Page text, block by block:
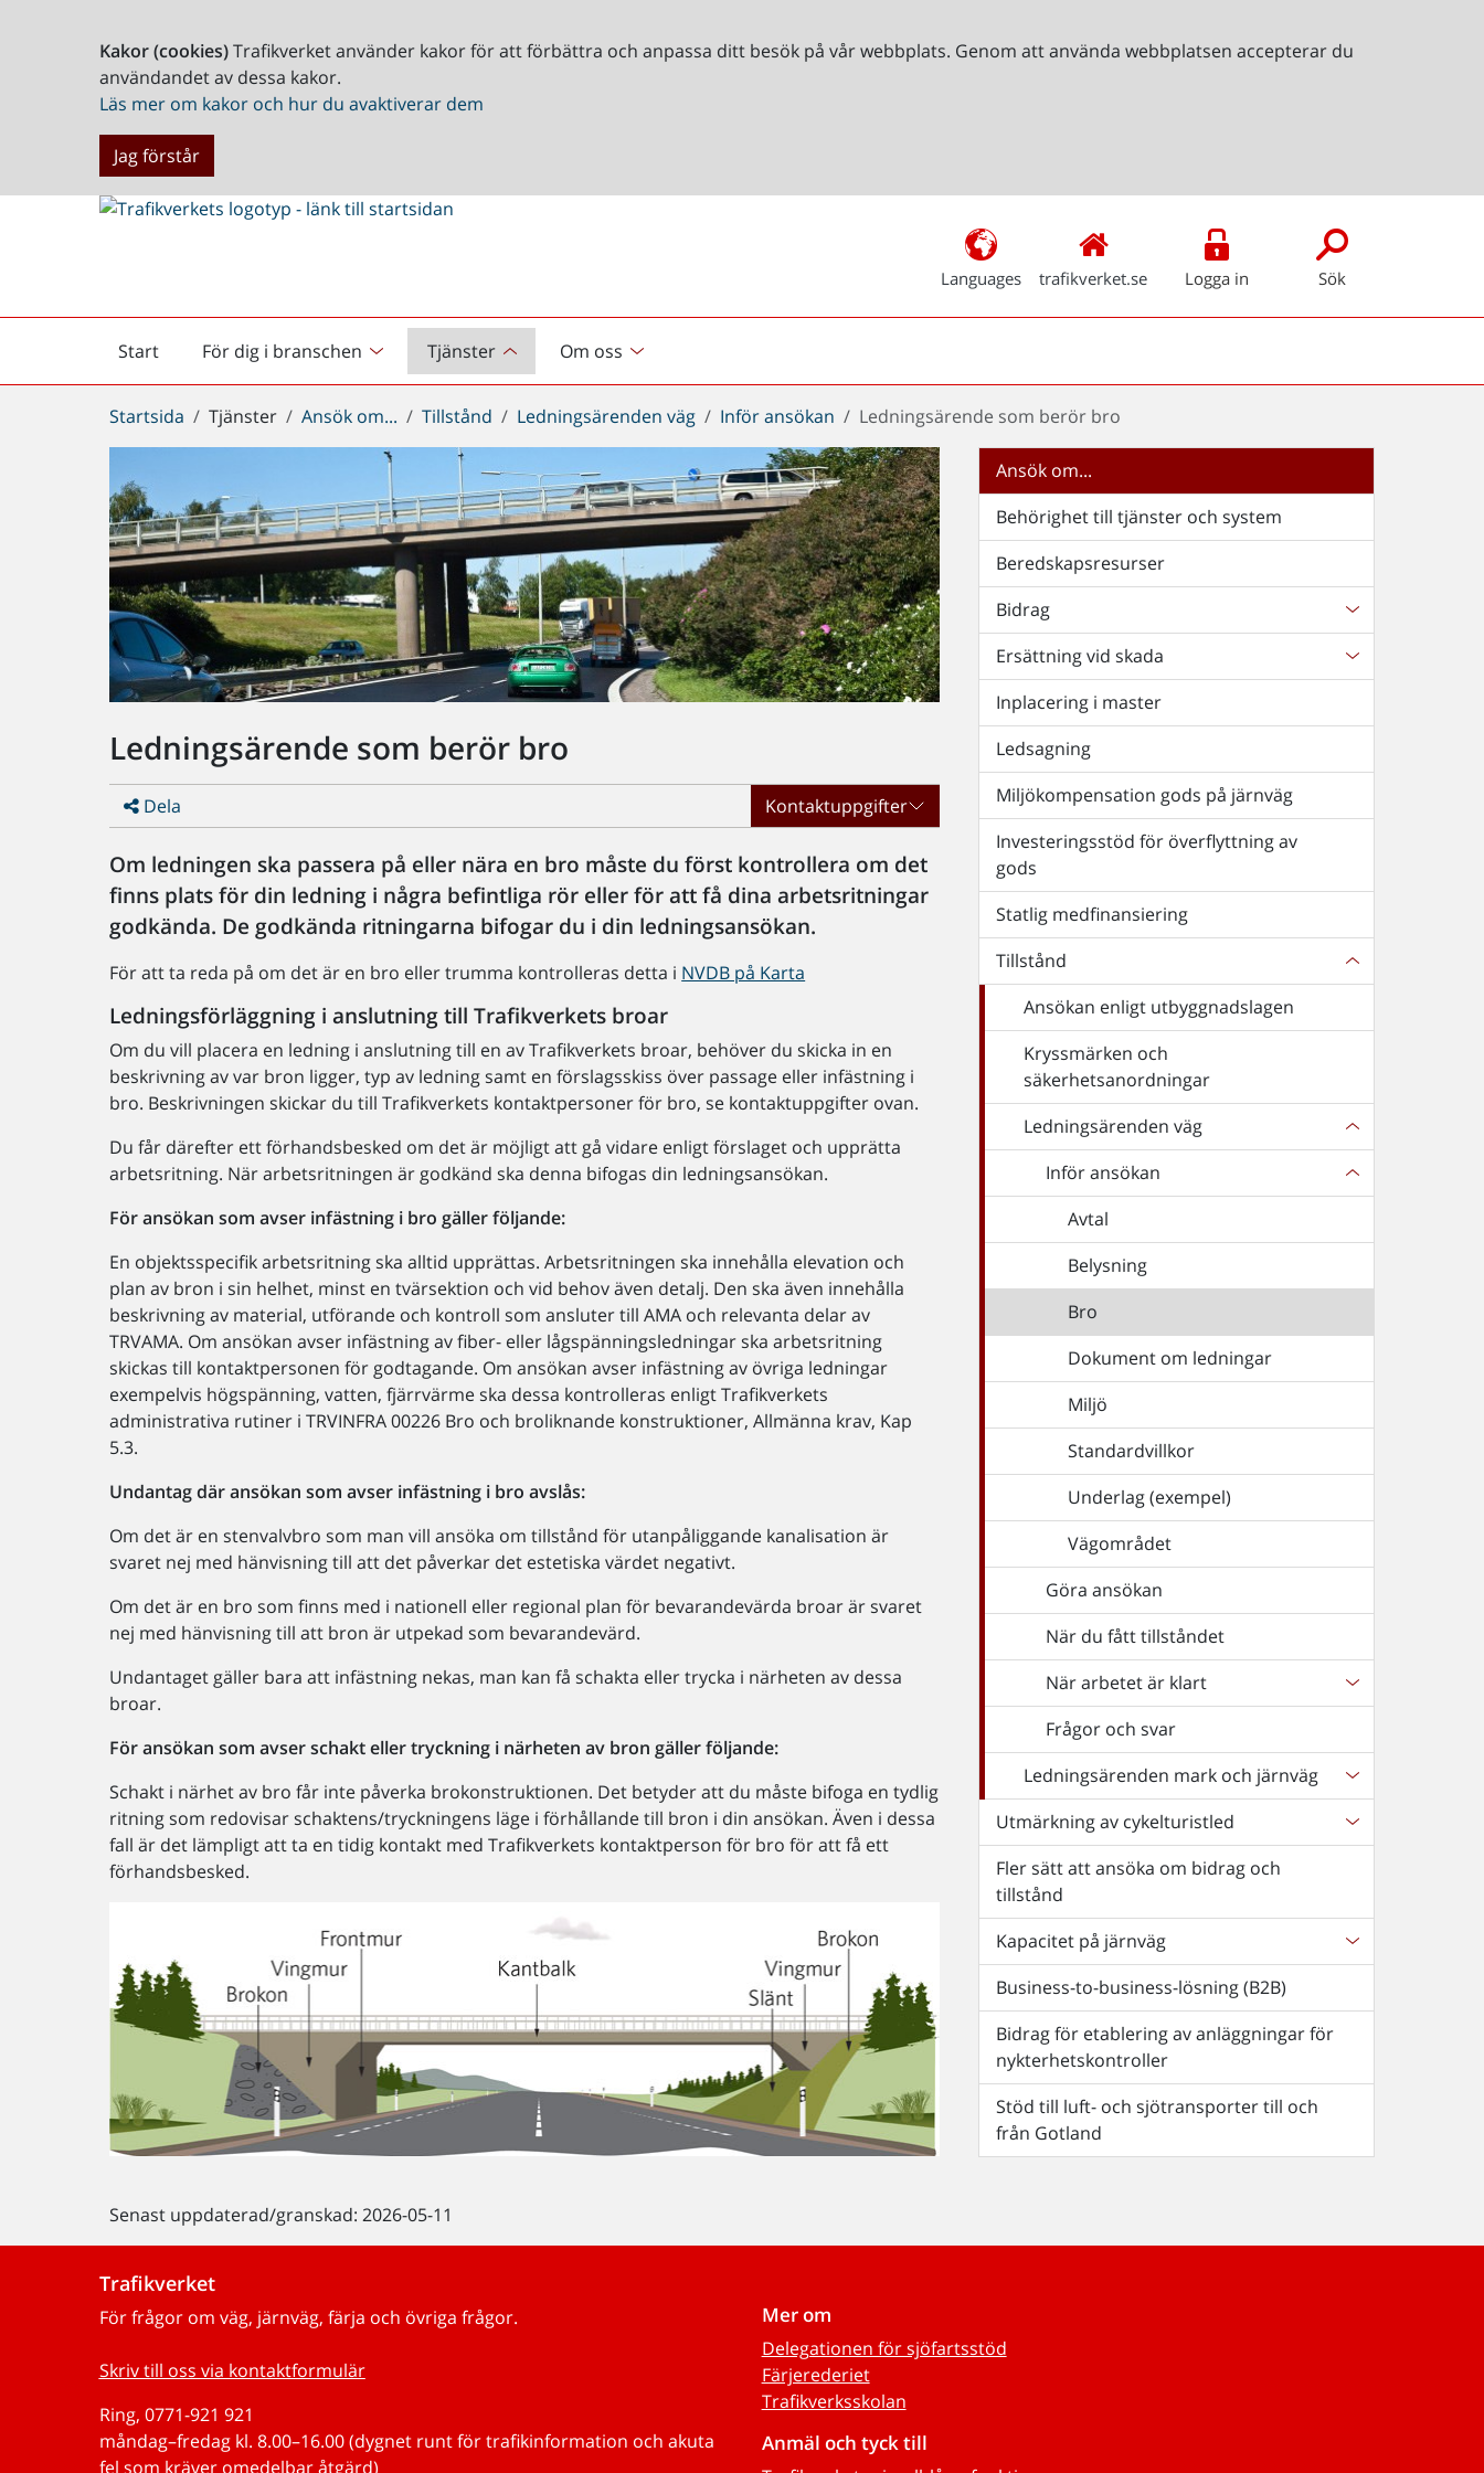
Kakor (cookies)Trafikverket använder kakor för att förbättra och anpassa ditt besök på vår webbplats. Genom att använda webbplatsen accepterar du
användandet av dessa kakor.
Läs mer om kakor och hur du avaktiverar dem
Jag förstår
Languages trafikverket.se Logga in Sök
Start
Startsida För dig i branschen Tjänster Om oss
Du
är
Startsida Tjänster Ansök om... Tillstånd Ledningsärenden väg Inför ansökan Ledningsärende som berör bro
Ledningsärende som berör bro
Dela Kontaktuppgifter
Om ledningen ska passera på eller nära en bro måste du först kontrollera om det
finns plats för din ledning i några befintliga rör eller för att få dina arbetsritningar
godkända. De godkända ritningarna bifogar du i din ledningsansökan.
För att ta reda på om det är en bro eller trumma kontrolleras detta i NVDB på Karta
Ledningsförläggning i anslutning till Trafikverkets broar
Om du vill placera en ledning i anslutning till en av Trafikverkets broar, behöver du skicka in en
beskrivning av var bron ligger, typ av ledning samt en förslagsskiss över passage eller infästning i
bro. Beskrivningen skickar du till Trafikverkets kontaktpersoner för bro, se kontaktuppgifter ovan.
Du får därefter ett förhandsbesked om det är möjligt att gå vidare enligt förslaget och upprätta
arbetsritning. När arbetsritningen är godkänd ska denna bifogas din ledningsansökan.
För ansökan som avser infästning i bro gäller följande:
En objektsspecifik arbetsritning ska alltid upprättas. Arbetsritningen ska innehålla elevation och
plan av bron i sin helhet, minst en tvärsektion och vid behov även detalj. Den ska även innehålla
beskrivning av material, utförande och kontroll som ansluter till AMA och relevanta delar av
TRVAMA. Om ansökan avser infästning av fiber- eller lågspänningsledningar ska arbetsritning
skickas till kontaktpersonen för godtagande. Om ansökan avser infästning av övriga ledningar
exempelvis högspänning, vatten, fjärrvärme ska dessa kontrolleras enligt Trafikverkets
administrativa rutiner i TRVINFRA 00226 Bro och broliknande konstruktioner, Allmänna krav, Kap
5.3.
Undantagdäransökan som avser infästning i broavslås:
Om det är en stenvalvbro som man vill ansöka om tillstånd för utanpåliggande kanalisation är
svaret nej med hänvisning till att det påverkar det estetiska värdet negativt.
Om det är en bro som finns med i nationell eller regional plan för bevarandevärda broar är svaret
nej med hänvisning till att bron är utpekad som bevarandevärd.
Undantaget gäller bara att infästning nekas, man kan få schakta eller trycka i närheten av dessa
broar.
För ansökan som avser schakt eller tryckning i närheten av bron gäller följande:
Schakt i närhet av bro får inte påverka brokonstruktionen. Det betyder att du måste bifoga en tydlig
ritning som redovisar schaktens/tryckningens läge i förhållande till bron i din ansökan. Även i dessa
fall är det lämpligt att ta en tidig kontakt med Trafikverkets kontaktperson för bro för att få ett
förhandsbesked.
Senast uppdaterad/granskad: 2026-05-11
Ansök om...
Behörighet till tjänster och system
Beredskapsresurser
Bidrag
Ersättning vid skada
Inplacering i master
Ledsagning
Miljökompensation gods på järnväg
Investeringsstöd för överflyttning av
gods
Statlig medfinansiering
Tillstånd
Ansökan enligt utbyggnadslagen
Kryssmärken och
säkerhetsanordningar
Ledningsärenden väg
Inför ansökan
Avtal
Belysning
Bro
Dokument om ledningar
Miljö
Standardvillkor
Underlag (exempel)
Vägområdet
Göra ansökan
När du fått tillståndet
När arbetet är klart
Frågor och svar
Ledningsärenden mark och järnväg
Utmärkning av cykelturistled
Fler sätt att ansöka om bidrag och
tillstånd
Kapacitet på järnväg
Business-to-business-lösning (B2B)
Bidrag för etablering av anläggningar för
nykterhetskontroller
Stöd till luft- och sjötransporter till och
från Gotland
Trafikverket
För frågor om väg, järnväg, färja och övriga frågor.
Skriv till oss via kontaktformulär
Ring, 0771-921 921
måndag–fredag kl. 8.00–16.00 (dygnet runt för trafikinformation och akuta
fel som kräver omedelbar åtgärd)
Mer om
Delegationen för sjöfartsstöd
Färjerederiet
Trafikverksskolan
Anmäl och tyck till